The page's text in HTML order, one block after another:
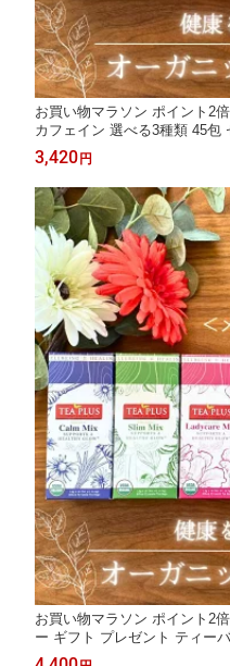
お買い物マラソン ポイント2
カフェイン 選べる3種類 45包
オーガニック ギフト プレゼ
安眠 癒し 消化不良 美肌 カモ
ボス茶
3,420円
お買い物マラソン ポイント2
ー ギフト プレゼント ティー
便 かわいい 健康 お得用 オー